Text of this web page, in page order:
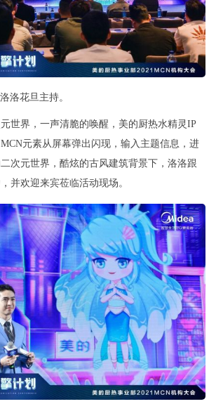
洛花旦主持。
世界，一声清脆的唤醒，美的厨热水精灵IP
元素从屏幕弹出闪现，输入主题信息，进
次元世界，酷炫的古风建筑背景下，洛洛跟
并欢迎来宾莅临活动现场。